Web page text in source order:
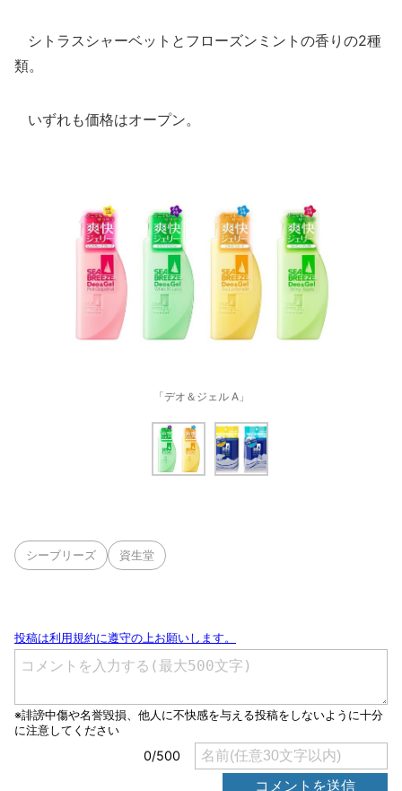
シトラスシャーベットとフローズンミントの香りの2種
類。
いずれも価格はオープン。
「デオ＆ジェル A」
シーブリーズ 資生堂